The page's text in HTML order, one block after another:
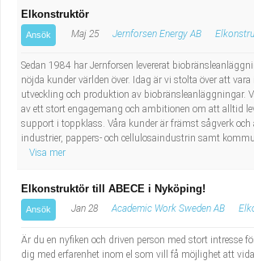
Elkonstruktör
Ansök Maj 25 Jernforsen Energy AB
Sedan 1984 har Jernforsen levererat
nöjda kunder världen över. Idag är vi stolta över att
utveckling och produktion av biobränsleanläggningar.
av ett stort engagemang och ambitionen om att alltid
support i toppklass. Våra kunder är främst sågverk och
industrier, pappers- och cellulosaindustrin samt
Visa mer
Elkonstruktör till ABECE i Nyköping!
Ansök Jan 28 Academic Work Sweden AB
Är du en nyfiken och driven person med stort intresse
dig med erfarenhet inom el som vill få möjlighet att